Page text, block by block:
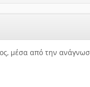
μέσα από την